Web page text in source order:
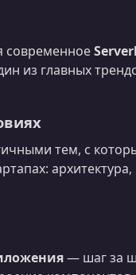
современное
из главных
тем, с
— шаг за